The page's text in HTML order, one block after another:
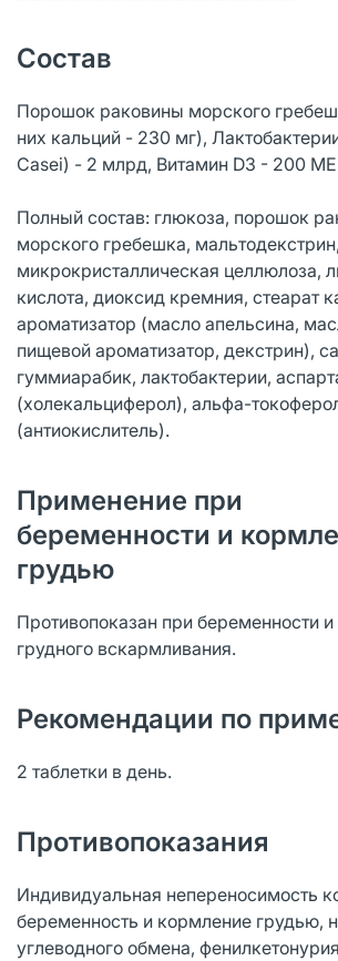
Состав
Порошок раковины морского
них кальций - 230 мг),
Casei) - 2 млрд, Витамин D3 - 200
Полный состав: глюкоза, порошок
морского гребешка,
микрокристаллическая целлюлоза,
кислота, диоксид кремния, стеарат
ароматизатор (масло апельсина,
пищевой ароматизатор, декстрин),
гуммиарабик, лактобактерии,
(холекальциферол), альфа-
(антиокислитель).
Применение при
беременности и
грудью
Противопоказан при беременности
грудного вскармливания.
Рекомендации по
2 таблетки в день.
Противопоказания
Индивидуальная непереносимость
беременность и кормление грудью,
углеводного обмена,